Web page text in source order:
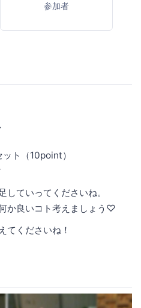
参加者
ト（10point）
ていってくださいね。
か良いコト考えましょう♡
てくださいね！